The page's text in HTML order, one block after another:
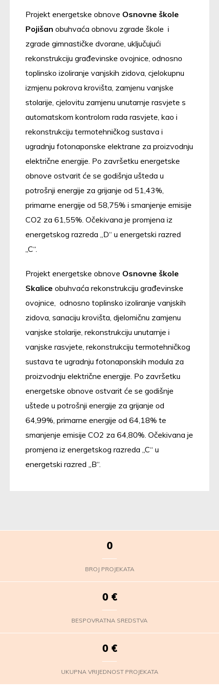
Projekt energetske obnove Osnovne škole
Pojišan obuhvaća obnovu zgrade škole i
zgrade gimnastičke dvorane, uključujući
rekonstrukciju građevinske ovojnice, odnosno
toplinsko izoliranje vanjskih zidova, cjelokupnu
izmjenu pokrova krovišta, zamjenu vanjske
stolarije, cjelovitu zamjenu unutarnje rasvjete s
automatskom kontrolom rada rasvjete, kao i
rekonstrukciju termotehničkog sustava i
ugradnju fotonaponske elektrane za proizvodnju
električne energije. Po završetku energetske
obnove ostvarit će se godišnja ušteda u
potrošnji energije za grijanje od 51,43%,
primarne energije od 58,75% i smanjenje emisije
CO2 za 61,55%. Očekivana je promjena iz
energetskog razreda „D“ u energetski razred
„C“.
Projekt energetske obnove Osnovne škole
Skalice obuhvaća rekonstrukciju građevinske
ovojnice, odnosno toplinsko izoliranje vanjskih
zidova, sanaciju krovišta, djelomičnu zamjenu
vanjske stolarije, rekonstrukciju unutarnje i
vanjske rasvjete, rekonstrukciju termotehničkog
sustava te ugradnju fotonaponskih modula za
proizvodnju električne energije. Po završetku
energetske obnove ostvarit će se godišnje
uštede u potrošnji energije za grijanje od
64,99%, primarne energije od 64,18% te
smanjenje emisije CO2 za 64,80%. Očekivana je
promjena iz energetskog razreda „C“ u
energetski razred „B“.
0
BROJ PROJEKATA
0 €
BESPOVRATNA SREDSTVA
0 €
UKUPNA VRIJEDNOST PROJEKATA